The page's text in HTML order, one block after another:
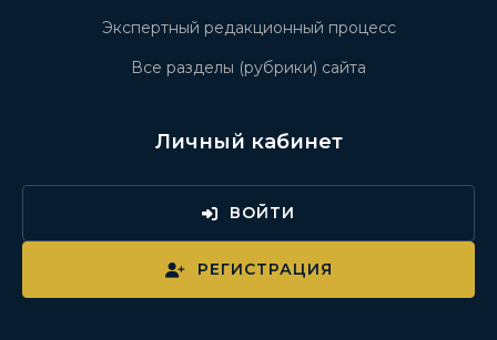
Экспертный редакционный процесс
Все разделы (рубрики) сайта
Личный кабинет
ВОЙТИ
РЕГИСТРАЦИЯ